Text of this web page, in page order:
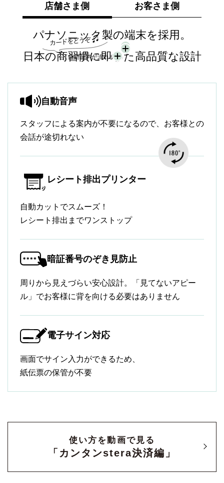
店舗さま側 お客さま側
パナソニック製の端末を採用。
日本の商習慣に即した高品質な設計
自動音声
スタッフによる案内が不要になるので、お客様との
会話が途切れない
レシート排出プリンター
自動カットでスムーズ！
レシート排出までワンストップ
暗証番号のぞき見防止
周りから見えづらい安心設計。「見てないアピー
ル」でお客様に背を向ける必要はありません
電子サイン対応
画面でサイン入力ができるため、
紙伝票の保管が不要
使い方を動画で見る
「カンタンstera決済編」